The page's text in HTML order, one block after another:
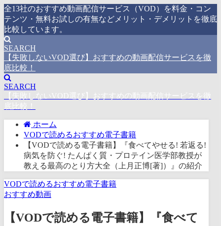
全13社のおすすめ動画配信サービス（VOD）を料金・コン
テンツ・無料お試しの有無などメリット・デメリットを徹底
比較しています。
SEARCH
【失敗しないVOD選び】おすすめの動画配信サービスを徹
底比較！
SEARCH
【失敗しないVOD選び】おすすめの動画配信サービスを徹
底比較！
ホーム
VODで読めるおすすめ電子書籍
【VODで読める電子書籍】『食べてやせる! 若返る!
病気を防ぐ! たんぱく質・プロテイン医学部教授が
教える最高のとり方大全（上月正博[著]）』の紹介
VODで読めるおすすめ電子書籍
おすすめ動画
【VODで読める電子書籍】『食べて